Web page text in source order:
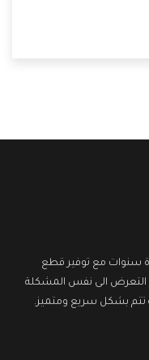
التى تسهل على
سنوات مع توفير قطع
التعرض الى نفس المشكلة
تتم بشكل سريع ومتميز.